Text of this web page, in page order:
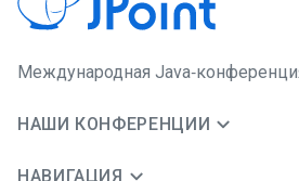
Международная
НАШИ КОНФЕРЕНЦИИ
НАВИГАЦИЯ